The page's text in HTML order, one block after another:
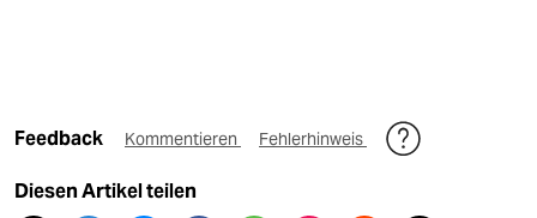
Feedback Kommentieren Fehlerhinweis
Diesen Artikel teilen